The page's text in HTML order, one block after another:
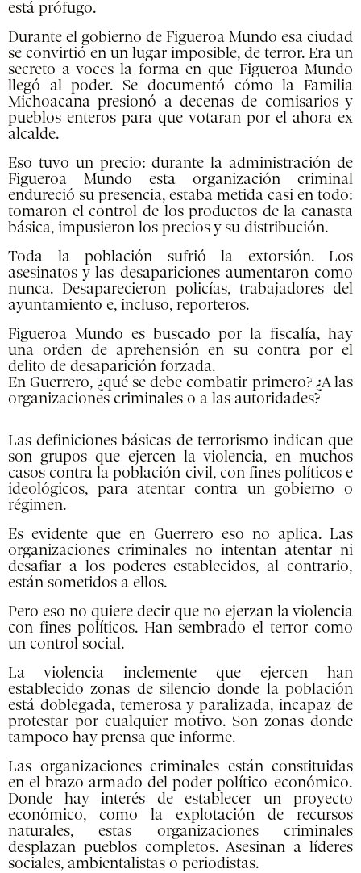
está prófugo.
Durante el gobierno de Figueroa Mundo esa ciudad
se convirtió en un lugar imposible, de terror. Era un
secreto a voces la forma en que Figueroa Mundo
llegó al poder. Se documentó cómo la Familia
Michoacana presionó a decenas de comisarios y
pueblos enteros para que votaran por el ahora ex
alcalde.
Eso tuvo un precio: durante la administración de
Figueroa Mundo esta organización criminal
endureció su presencia, estaba metida casi en todo:
tomaron el control de los productos de la canasta
básica, impusieron los precios y su distribución.
Toda la población sufrió la extorsión. Los
asesinatos y las desapariciones aumentaron como
nunca. Desaparecieron policías, trabajadores del
ayuntamiento e, incluso, reporteros.
Figueroa Mundo es buscado por la fiscalía, hay
una orden de aprehensión en su contra por el
delito de desaparición forzada.
En Guerrero, ¿qué se debe combatir primero? ¿A las
organizaciones criminales o a las autoridades?
Las definiciones básicas de terrorismo indican que
son grupos que ejercen la violencia, en muchos
casos contra la población civil, con fines políticos e
ideológicos, para atentar contra un gobierno o
régimen.
Es evidente que en Guerrero eso no aplica. Las
organizaciones criminales no intentan atentar ni
desafiar a los poderes establecidos, al contrario,
están sometidos a ellos.
Pero eso no quiere decir que no ejerzan la violencia
con fines políticos. Han sembrado el terror como
un control social.
La violencia inclemente que ejercen han
establecido zonas de silencio donde la población
está doblegada, temerosa y paralizada, incapaz de
protestar por cualquier motivo. Son zonas donde
tampoco hay prensa que informe.
Las organizaciones criminales están constituidas
en el brazo armado del poder político-económico.
Donde hay interés de establecer un proyecto
económico, como la explotación de recursos
naturales, estas organizaciones criminales
desplazan pueblos completos. Asesinan a líderes
sociales, ambientalistas o periodistas.